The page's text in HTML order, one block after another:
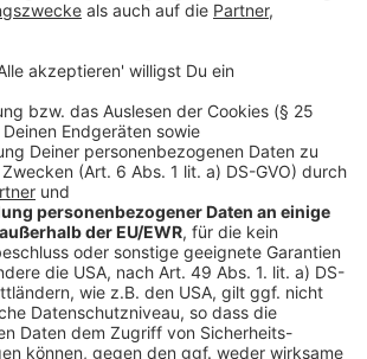
Chempark am
S-Bahn festgenommen